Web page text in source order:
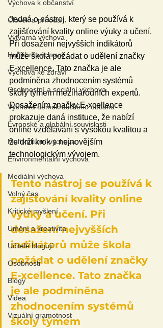
Výchova k občanství
Člověk a příroda
Výtvarná výchova
Hudební výchova
Výchova ke zdraví
Osobnostní a sociální výchova
Výchova demokratického občana
Evropské a globální souvislosti
Multikulturní výchova
Environmentální výchova
Mediální výchova
Volný čas
Kritické myšlení
Umění a kreativita
Učitelé blogují
Osobnosti
Blogy
Videa
Vizuální gramotnost
Jedná o nástroj, který se používá k
zajišťování kvality online výuky a učení.
Při dosažení nejvyšších indikátorů
může škola požádat o udělení značky
E-xcellence. Tato značka je ale
podmíněna zhodnocením systémů
školy týmem mezinárodních expertů.
Dosažením značky E-xcellence
prokazuje daná instituce, že nabízí
online vzdělávání s vysokou kvalitou a
že drží krok s nejnovějším
technologickým vývojem.
Tento nástroj se používá k
zajišťování kvality online
výuky a učení. Při
dosažení nejvyšších
indikátorů může škola
požádat o udělení značky
E-xcellence. Tato značka
je ale podmíněna
zhodnocením systémů
školy týmem